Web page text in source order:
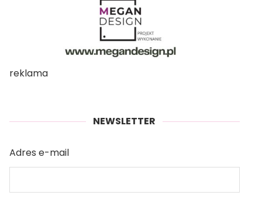
reklama
NEWSLETTER
Adres e-mail